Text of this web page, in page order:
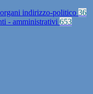
indirizzo-politico 36
- amministrativi 653